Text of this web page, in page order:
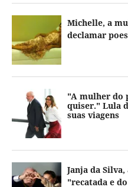
Michelle, a
declamar
"A mulher do
quiser." Lula
suas viagens
Janja da
"recatada e